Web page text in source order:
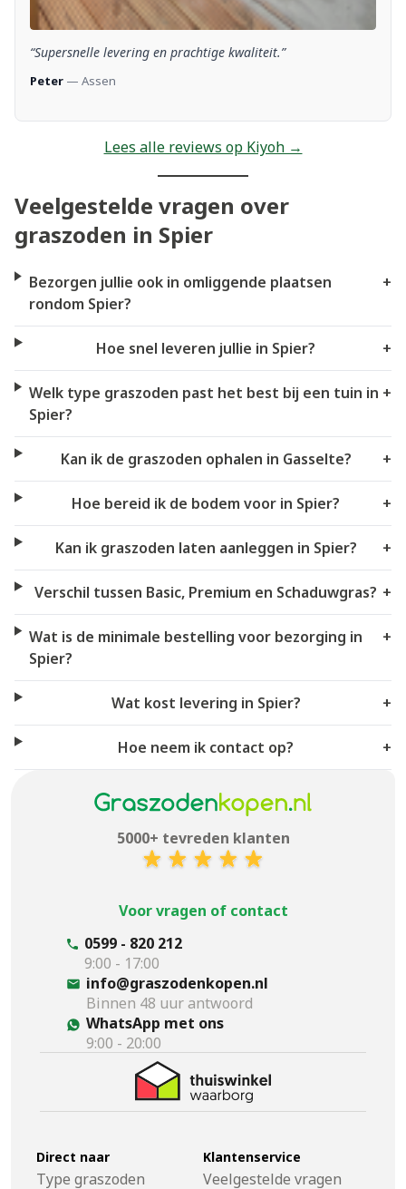
“Supersnelle levering en prachtige kwaliteit.”
Peter — Assen
Lees alle reviews op Kiyoh →
Veelgestelde vragen over
graszoden in Spier
Bezorgen jullie ook in omliggende plaatsen
rondom Spier?
+
Hoe snel leveren jullie in Spier? +
Welk type graszoden past het best bij een tuin in
Spier?
+
Kan ik de graszoden ophalen in Gasselte? +
Hoe bereid ik de bodem voor in Spier? +
Kan ik graszoden laten aanleggen in Spier? +
Verschil tussen Basic, Premium en Schaduwgras? +
Wat is de minimale bestelling voor bezorging in
Spier?
+
Wat kost levering in Spier? +
Hoe neem ik contact op? +
5000+ tevreden klanten
Voor vragen of contact
0599 - 820 212
9:00 - 17:00
info@graszodenkopen.nl
Binnen 48 uur antwoord
WhatsApp met ons
9:00 - 20:00
Direct naar
Type graszoden
Klantenservice
Veelgestelde vragen